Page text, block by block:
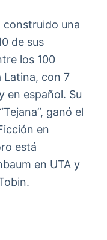
construido una
de sus
los 100
Latina, con 7
en español. Su
ganó el
en
está
en UTA y